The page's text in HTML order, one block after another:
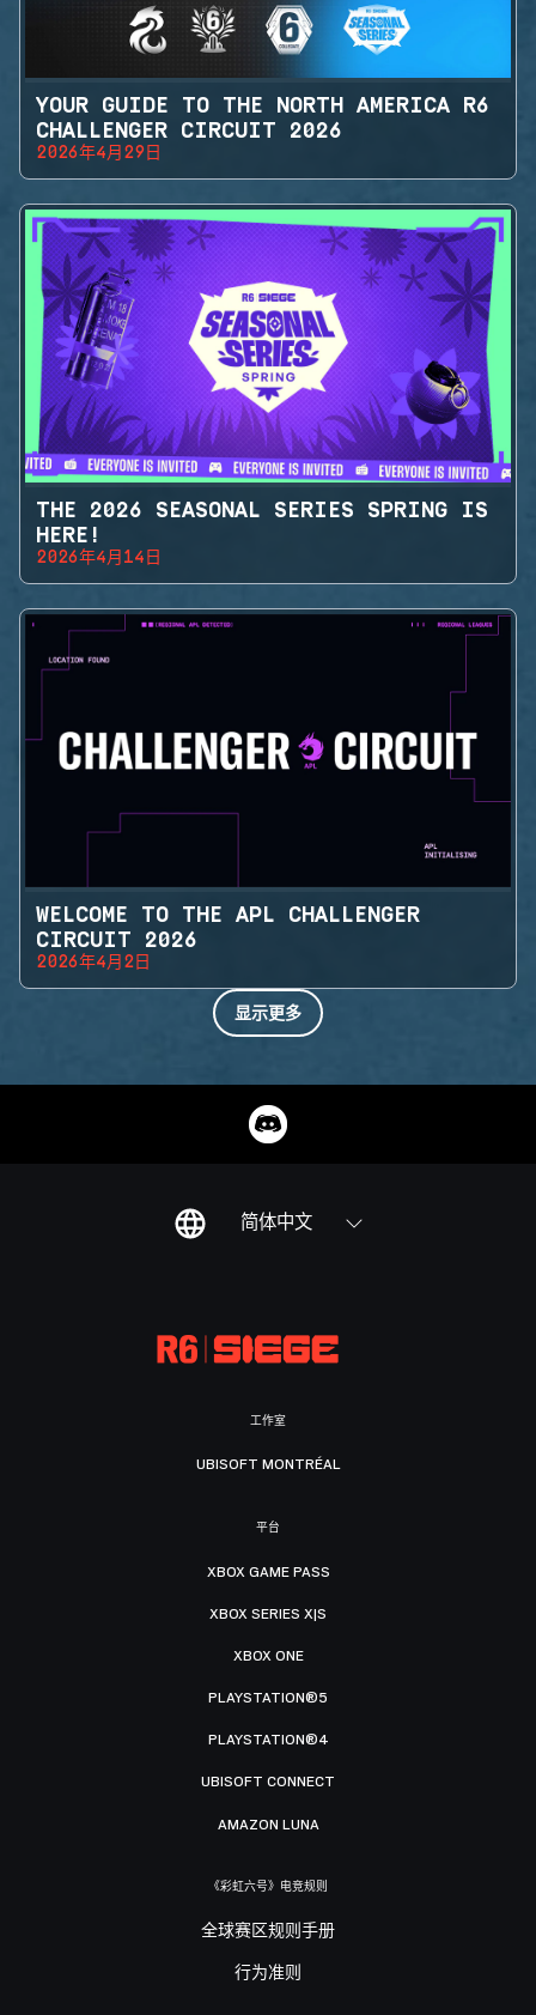
YOUR GUIDE TO THE NORTH AMERICA R6
CHALLENGER CIRCUIT 2026
2026年4月29日
THE 2026 SEASONAL SERIES SPRING IS
HERE!
2026年4月14日
WELCOME TO THE APL CHALLENGER
CIRCUIT 2026
2026年4月2日
显示更多
简体中文
工作室
UBISOFT MONTRÉAL
平台
XBOX GAME PASS
XBOX SERIES X|S
XBOX ONE
PLAYSTATION®5
PLAYSTATION®4
UBISOFT CONNECT
AMAZON LUNA
《彩虹六号》电竞规则
全球赛区规则手册
行为准则